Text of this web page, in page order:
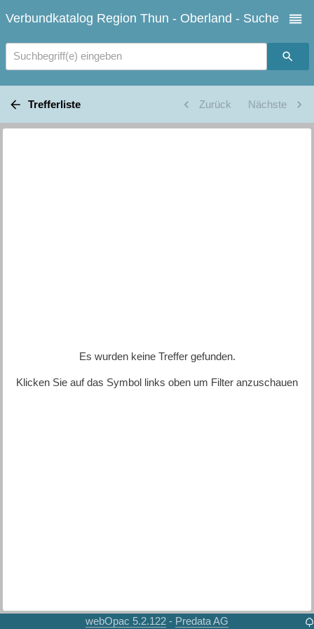
Verbundkatalog Region Thun - Oberland - Suche
Suchbegriff(e) eingeben
Trefferliste Zurück Nächste
Es wurden keine Treffer gefunden.
Klicken Sie auf das Symbol links oben um Filter anzuschauen
webOpac 5.2.122 - Predata AG